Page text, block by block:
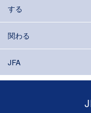
する
関わる
JFA